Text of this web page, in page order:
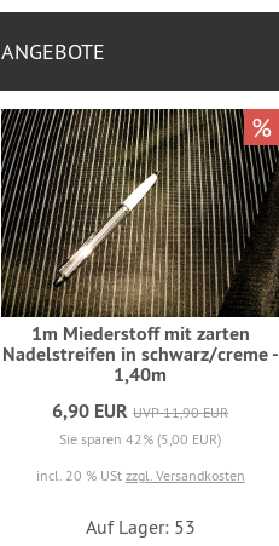
ANGEBOTE
1m Miederstoff mit zarten
Nadelstreifen in schwarz/creme -
1,40m
6,90 EUR UVP 11,90 EUR
Sie sparen 42% (5,00 EUR)
incl. 20 % USt zzgl. Versandkosten
Auf Lager: 53
%